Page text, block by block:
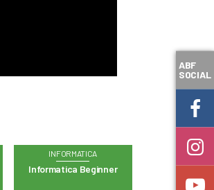
INFORMATICA
Informatica Beginner
ABF
SOCIAL